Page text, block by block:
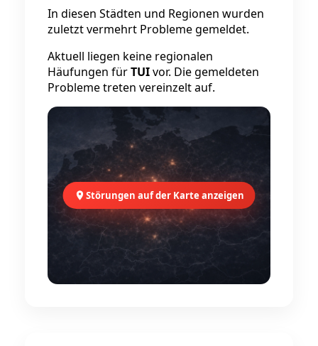
In diesen Städten und Regionen wurden
zuletzt vermehrt Probleme gemeldet.
Aktuell liegen keine regionalen
Häufungen fürTUIvor. Die gemeldeten
Probleme treten vereinzelt auf.
Störungen auf der Karte anzeigen